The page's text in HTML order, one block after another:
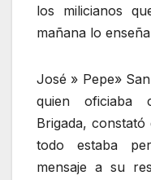
los milicianos
mañana lo
José » Pepe»
quien oficiaba
Brigada,
todo estaba
mensaje a su